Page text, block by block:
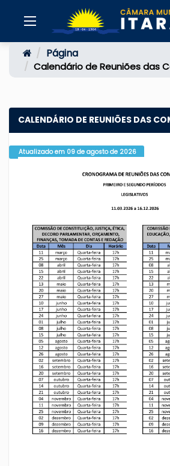
Página
Calendário de Reuniões das
CALENDÁRIO DE REUNIÕES DAS
Atualizado em 09 de agosto de 2026